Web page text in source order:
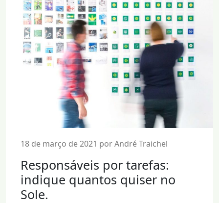
18 de março de 2021 por André Traichel
Responsáveis por tarefas:
indique quantos quiser no
Sole.